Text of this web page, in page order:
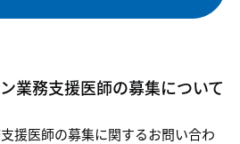
業務支援医師の募集について
援医師の募集に関するお問い合わ